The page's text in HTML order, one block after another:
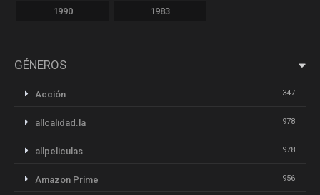
1990 1983
GÉNEROS
Acción 347
allcalidad.la 978
allpeliculas 978
Amazon Prime 956